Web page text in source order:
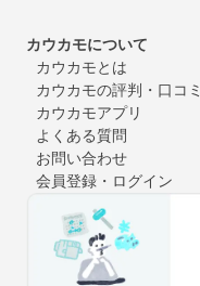
カウカモについて
カウカモとは
カウカモの評判・口コミ
カウカモアプリ
よくある質問
お問い合わせ
会員登録・ログイン